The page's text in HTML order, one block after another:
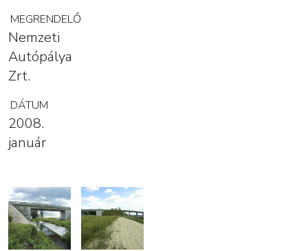
MEGRENDELŐ
Nemzeti
Autópálya
Zrt.
DÁTUM
2008.
január